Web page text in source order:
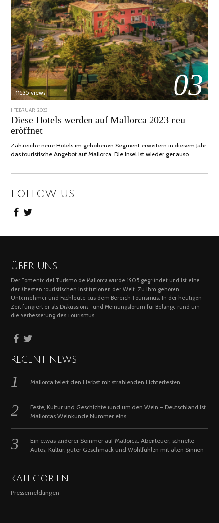
03
11535 views
POSTED
ON
1 FEBRUAR, 2023
FEBRUAR,
2023
Diese Hotels werden auf Mallorca 2023 neu
eröffnet
Zahlreiche neue Hotels im gehobenen Segment erweitern in diesem Jahr
das touristische Angebot auf Mallorca. Die Insel ist wieder genauso …
FOLLOW US
ÜBER UNS
Der Fomento del Turismo de Mallorca wurde 1905 gegründet und ist eine
der ältesten touristischen Institutionen der Welt. Zu ihm gehören
Unternehmer und Fachleute aus dem Bereich Tourismus. In der heutigen
Zeit fungiert er als Diskussions- und Meinungsforum für Belange rund um
die Verbesserung des Tourismus.
RECENT NEWS
Mallorca feiert den Herbst mit strahlenden Lichterfesten
Feste, Kultur und Geschichte rund um den Wein – Deutschland ist
Mallorcas Weinkunde Nummer eins
Ein etwas anderer Sommer auf Mallorca: Abenteuer, schnelle
Autos, Kultur, guter Geschmack und Wohlfühlen mit allen Sinnen
KATEGORIEN
Pressemeldungen